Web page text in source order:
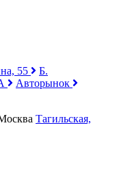
55
Б.
Авторынок
Тагильская,